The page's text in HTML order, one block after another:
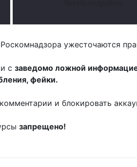
ужесточаются
с заведомо ложной
фейки.
и блокировать
запрещено!